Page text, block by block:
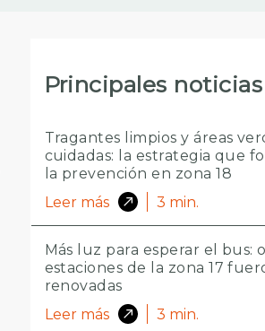
Principales noticias
Tragantes limpios y áreas
cuidadas: la estrategia que
la prevención en zona 18
Leer más
3 min.
Más luz para esperar el bus:
estaciones de la zona 17
renovadas
Leer más
3 min.